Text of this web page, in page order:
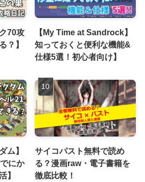
70攻
？】
【My Time at Sandrock】
知っておくと便利な機能&
仕様5選！初心者向け】
ム】
にか
】
サイコパスト無料で読め
る？漫画raw・電子書籍を
徹底比較！